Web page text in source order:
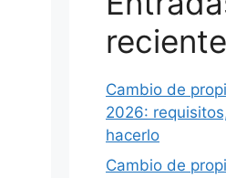
Cambio de
2026:
hacerlo
Cambio de